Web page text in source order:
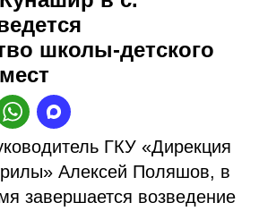
школы-детского
ГКУ «Дирекция
Алексей Поляшов, в
завершается возведение